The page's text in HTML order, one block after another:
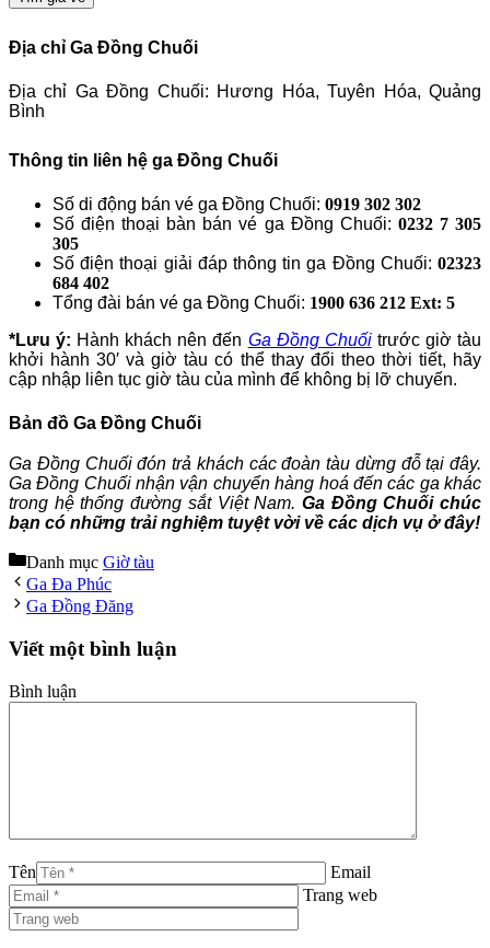
Địa chỉ Ga Đồng Chuối
Địa chỉ Ga Đồng Chuối: Hương Hóa, Tuyên Hóa, Quảng
Bình
Thông tin liên hệ ga Đồng Chuối
Số di động bán vé ga Đồng Chuối: 0919 302 302
Số điện thoại bàn bán vé ga Đồng Chuối: 0232 7 305
305
Số điện thoại giải đáp thông tin ga Đồng Chuối: 02323
684 402
Tổng đài bán vé ga Đồng Chuối: 1900 636 212 Ext: 5
*Lưu ý: Hành khách nên đến Ga Đồng Chuốitrước giờ tàu
khởi hành 30′ và giờ tàu có thể thay đổi theo thời tiết, hãy
cập nhập liên tục giờ tàu của mình để không bị lỡ chuyến.
Bản đồ Ga Đồng Chuối
Ga Đồng Chuối đón trả khách các đoàn tàu dừng đỗ tại đây.
Ga Đồng Chuối nhận vận chuyển hàng hoá đến các ga khác
trong hệ thống đường sắt Việt Nam. Ga Đồng Chuối chúc
bạn có những trải nghiệm tuyệt vời về các dịch vụ ở đây!
Danh mục Giờ tàu
Ga Đa Phúc
Ga Đồng Đăng
Viết một bình luận
Bình luận
Tên
Email
Trang web